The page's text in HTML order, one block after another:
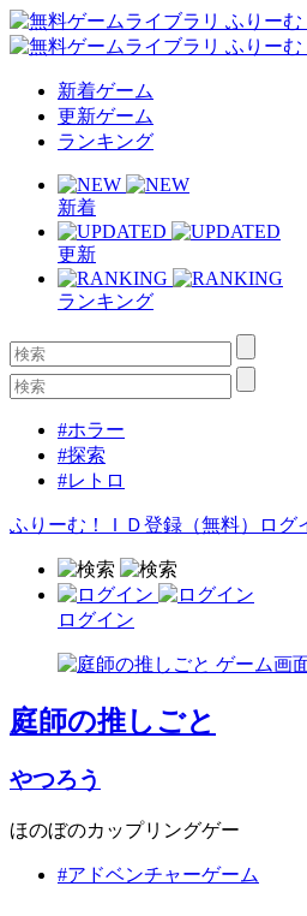
新着ゲーム
更新ゲーム
ランキング
新着
更新
ランキング
#ホラー
#探索
#レトロ
ふりーむ！ＩＤ登録（無料） ログ
ログイン
庭師の推しごと
やつろう
ほのぼのカップリングゲー
#アドベンチャーゲーム